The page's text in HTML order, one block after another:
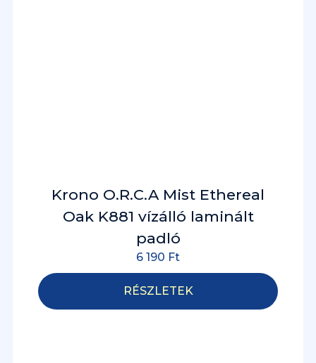
Krono O.R.C.A Mist Ethereal
Oak K881 vízálló laminált
padló
6 190 Ft
RÉSZLETEK